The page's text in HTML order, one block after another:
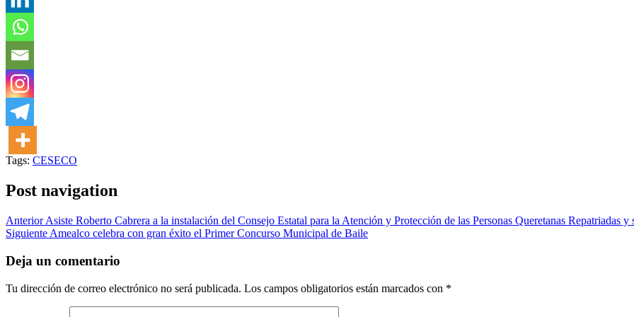
Tags: CESECO
Post navigation
AnteriorAsiste Roberto Cabrera a la instalación del Consejo Estatal para la Atención y Protección de las Personas Queretanas Repatriadas y
Siguiente Amealco celebra con gran éxito el Primer Concurso Municipal de Baile
Deja un comentario
Tu dirección de correo electrónico no será publicada. Los campos obligatorios están marcados con *